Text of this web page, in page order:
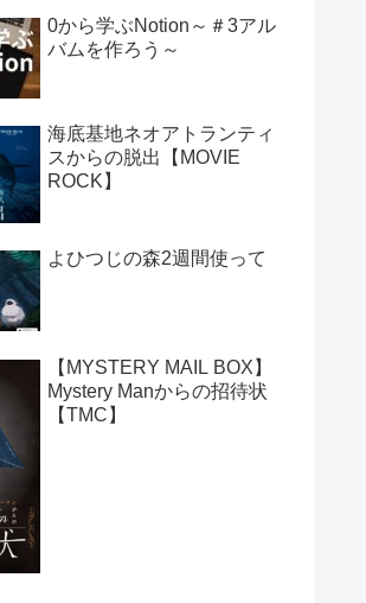
0から学ぶNotion～＃3アル
バムを作ろう～
海底基地ネオアトランティ
スからの脱出【MOVIE
ROCK】
よひつじの森2週間使って
【MYSTERY MAIL BOX】
Mystery Manからの招待状
【TMC】